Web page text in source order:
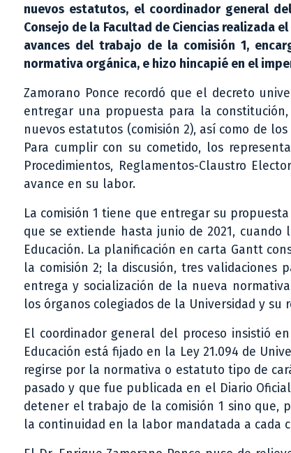
nuevos estatutos, el coordinador general
Consejo de la Facultad de Ciencias realizada
avances del trabajo de la comisión 1,
normativa orgánica, e hizo hincapié en el
Zamorano Ponce recordó que el decreto
entregar una propuesta para la
nuevos estatutos (comisión 2), así como de
Para cumplir con su cometido, los
Procedimientos, Reglamentos-Claustro
avance en su labor.
La comisión 1 tiene que entregar su
que se extiende hasta junio de 2021,
Educación. La planificación en carta Gantt
la comisión 2; la discusión, tres validaciones
entrega y socialización de la nueva
los órganos colegiados de la Universidad y su
El coordinador general del proceso insistió
Educación está fijado en la Ley 21.094 de
regirse por la normativa o estatuto tipo de
pasado y que fue publicada en el Diario
detener el trabajo de la comisión 1 sino que,
la continuidad en la labor mandatada a cada